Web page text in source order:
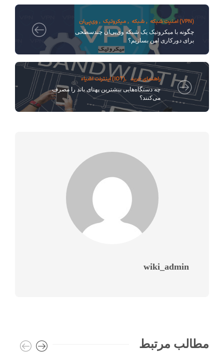
امنیت شبکه , شبکه , میکروتیک , وی‌پی‌ان (VPN)
چگونه با میکروتیک یک شبکه وی‌پی‌ان چندسطحی
برای دورکاری امن بسازیم؟
اینترنت اشیاء (IOT), راهنمای خرید
چه دستگاه‌هایی بیشترین پهنای باند را مصرف
می‌کنند؟
wiki_admin
مطالب مرتبط